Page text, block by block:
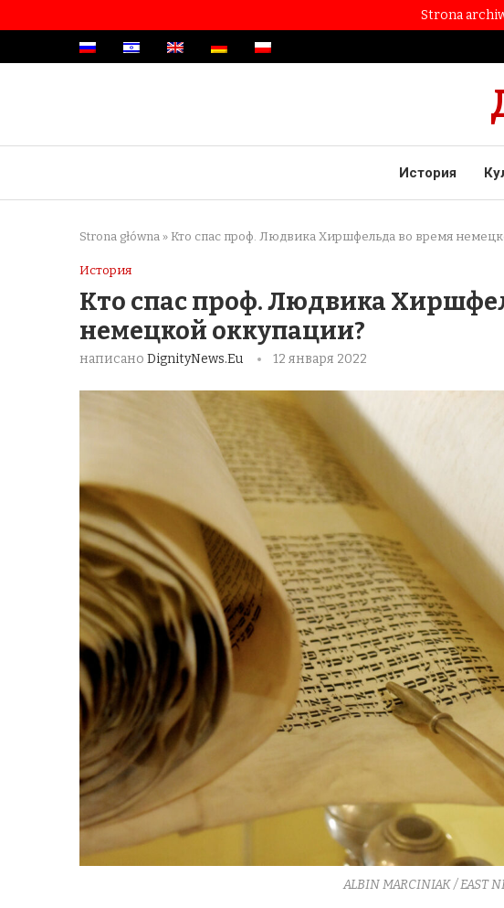
Strona
История
Strona główna » Кто спас проф. Людвика Хиршфельда во время
История
Кто спас проф. Людвика
немецкой оккупации?
написано DignityNews.eu 12 января 2022
ALBIN MARCINIAK / EAST